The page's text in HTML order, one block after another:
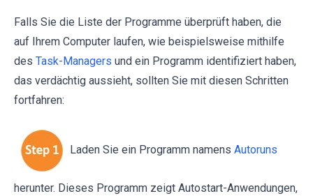
Falls Sie die Liste der Programme überprüft haben, die
auf Ihrem Computer laufen, wie beispielsweise mithilfe
des Task-Managers und ein Programm identifiziert haben,
das verdächtig aussieht, sollten Sie mit diesen Schritten
fortfahren:
Laden Sie ein Programm namens Autoruns
herunter. Dieses Programm zeigt Autostart-Anwendungen,